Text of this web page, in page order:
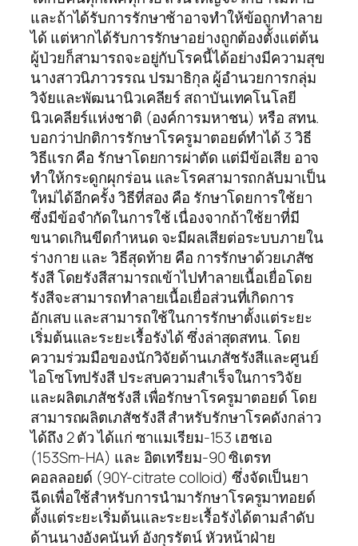
และถ้าได้รับการรักษาช้าอาจทำให้ข้อถูกทำลาย
ได้ แต่หากได้รับการรักษาอย่างถูกต้องตั้งแต่ต้น
ผู้ป่วยก็สามารถจะอยู่กับโรคนี้ได้อย่างมีความสุข
นางสาวนิภาวรรณ ปรมาธิกุล ผู้อำนวยการกลุ่ม
วิจัยและพัฒนานิวเคลียร์ สถาบันเทคโนโลยี
นิวเคลียร์แห่งชาติ (องค์การมหาชน) หรือ สทน.
บอกว่าปกติการรักษาโรครูมาตอยด์ทำได้ 3 วิธี
วิธีแรก คือ รักษาโดยการผ่าตัด แต่มีข้อเสีย อาจ
ทำให้กระดูกผุกร่อน และโรคสามารถกลับมาเป็น
ใหม่ได้อีกครั้ง วิธีที่สอง คือ รักษาโดยการใช้ยา
ซึ่งมีข้อจำกัดในการใช้ เนื่องจากถ้าใช้ยาที่มี
ขนาดเกินขีดกำหนด จะมีผลเสียต่อระบบภายใน
ร่างกาย และ วิธีสุดท้าย คือ การรักษาด้วยเภสัช
รังสี โดยรังสีสามารถเข้าไปทำลายเนื้อเยื่อโดย
รังสีจะสามารถทำลายเนื้อเยื่อส่วนที่เกิดการ
อักเสบ และสามารถใช้ในการรักษาตั้งแต่ระยะ
เริ่มต้นและระยะเรื้อรังได้ ซึ่งล่าสุดสทน. โดย
ความร่วมมือของนักวิจัยด้านเภสัชรังสีและศูนย์
ไอโซโทปรังสี ประสบความสำเร็จในการวิจัย
และผลิตเภสัชรังสี เพื่อรักษาโรครูมาตอยด์ โดย
สามารถผลิตเภสัชรังสี สำหรับรักษาโรคดังกล่าว
ได้ถึง 2 ตัว ได้แก่ ซาแมเรียม-153 เฮชเอ
(153Sm-HA) และ อิตเทรียม-90 ซิเตรท
คอลลอยด์ (90Y-citrate colloid) ซึ่งจัดเป็นยา
ฉีดเพื่อใช้สำหรับการนำมารักษาโรครูมาทอยด์
ตั้งแต่ระยะเริ่มต้นและระยะเรื้อรังได้ตามลำดับ
ด้านนางอังคนันท์ อังกุรรัตน์ หัวหน้าฝ่าย